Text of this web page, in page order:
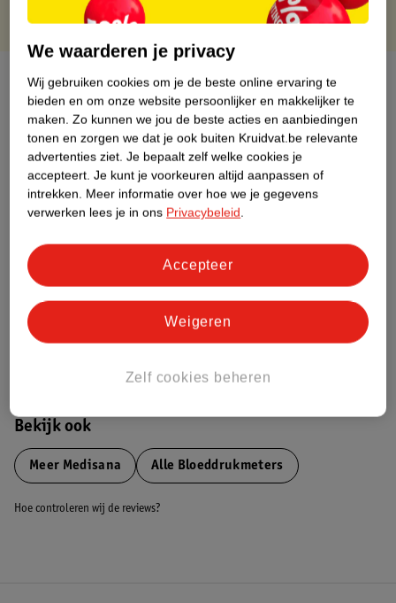
Over dit product
Productinformatie
Etiketinformatie
Nature Impact Score
Impact Score.
Meer informatie
Bekijk ook
Meer Medisana Alle Bloeddrukmeters
Hoe controleren wij de reviews?
We waarderen je privacy
Wij gebruiken cookies om je de beste online ervaring te
bieden en om onze website persoonlijker en makkelijker te
maken. Zo kunnen we jou de beste acties en aanbiedingen
tonen en zorgen we dat je ook buiten Kruidvat.be relevante
advertenties ziet. Je bepaalt zelf welke cookies je
accepteert. Je kunt je voorkeuren altijd aanpassen of
intrekken. Meer informatie over hoe we je gegevens
verwerken lees je in ons Privacybeleid.
Zelf cookies beheren
Weigeren
Accepteer